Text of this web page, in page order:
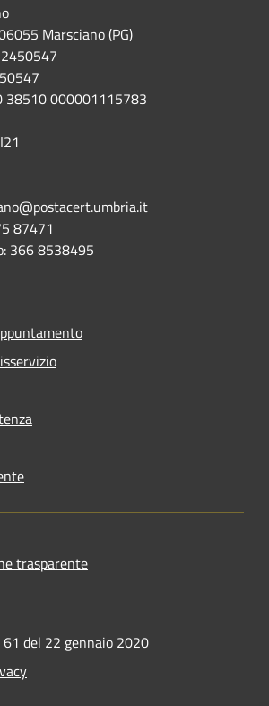
Marsciano (PG)
38510 000001115783
87471
366 8538495
trasparente
del 22 gennaio 2020